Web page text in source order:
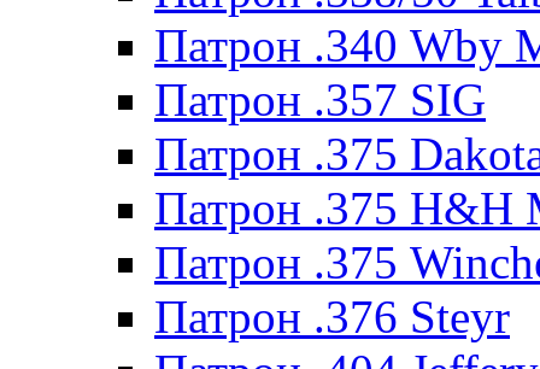
Патрон .340 Wby
Патрон .357 SIG
Патрон .375
Патрон .375 H&H
Патрон .375
Патрон .376 Steyr